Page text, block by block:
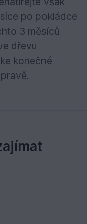
po pokládce
3 měsíců
dřevu
konečné